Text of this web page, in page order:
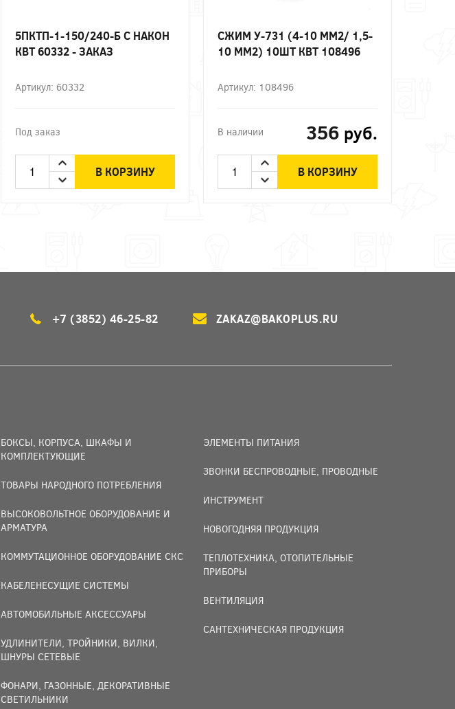
5ПКТП-1-150/240-Б С НАКОН
КВТ 60332 - ЗАКАЗ
Артикул: 60332
Под заказ
В КОРЗИНУ
СЖИМ У-731 (4-10 ММ2/ 1,5-
10 ММ2) 10ШТ КВТ 108496
Артикул: 108496
В наличии 356 руб.
В КОРЗИНУ
+7 (3852) 46-25-82 ZAKAZ@BAKOPLUS.RU
БОКСЫ, КОРПУСА, ШКАФЫ И
КОМПЛЕКТУЮЩИЕ
ТОВАРЫ НАРОДНОГО ПОТРЕБЛЕНИЯ
ВЫСОКОВОЛЬТНОЕ ОБОРУДОВАНИЕ И
АРМАТУРА
КОММУТАЦИОННОЕ ОБОРУДОВАНИЕ СКС
КАБЕЛЕНЕСУЩИЕ СИСТЕМЫ
АВТОМОБИЛЬНЫЕ АКСЕССУАРЫ
УДЛИНИТЕЛИ, ТРОЙНИКИ, ВИЛКИ,
ШНУРЫ СЕТЕВЫЕ
ФОНАРИ, ГАЗОННЫЕ, ДЕКОРАТИВНЫЕ
СВЕТИЛЬНИКИ
ЭЛЕМЕНТЫ ПИТАНИЯ
ЗВОНКИ БЕСПРОВОДНЫЕ, ПРОВОДНЫЕ
ИНСТРУМЕНТ
НОВОГОДНЯЯ ПРОДУКЦИЯ
ТЕПЛОТЕХНИКА, ОТОПИТЕЛЬНЫЕ
ПРИБОРЫ
ВЕНТИЛЯЦИЯ
САНТЕХНИЧЕСКАЯ ПРОДУКЦИЯ